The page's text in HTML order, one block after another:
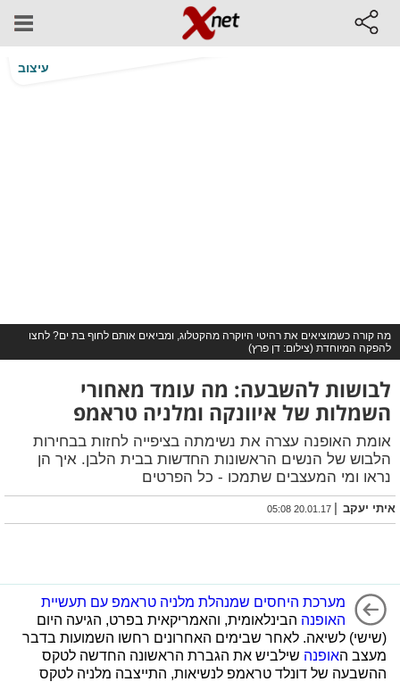
עיצוב
מה קורה כשמוציאים את רהיטי היוקרה מהקטלוג, ומביאים אותם לחוף בת ים? לחצו
להפקה המיוחדת (צילום: דן פרץ)
לבושות להשבעה: מה עומד מאחורי
השמלות של איוונקה ומלניה טראמפ
אומת האופנה עצרה את נשימתה בציפייה לחזות בבחירות
הלבוש של הנשים הראשונות החדשות בבית הלבן. איך הן
נראו ומי המעצבים שתמכו - כל הפרטים
איתי יעקב |
20.01.17 05:08
מערכת היחסים שמנהלת מלניה טראמפ עם תעשיית
האופנה הבינלאומית, והאמריקאית בפרט, הגיעה היום
(שישי) לשיאה. לאחר שבימים האחרונים רחשו השמועות בדבר
מעצב האופנה שילביש את הגברת הראשונה החדשה לטקס
ההשבעה של דונלד טראמפ לנשיאות, התייצבה מלניה לטקס